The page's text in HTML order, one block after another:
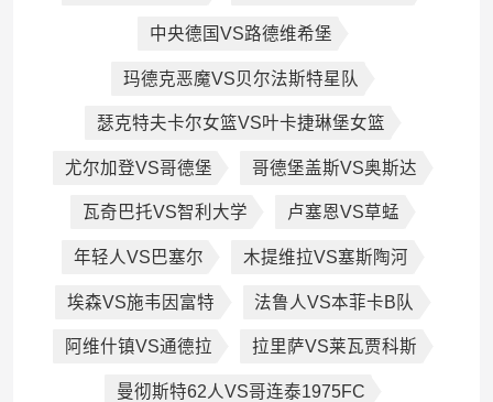
中央德国VS路德维希堡
玛德克恶魔VS贝尔法斯特星队
瑟克特夫卡尔女篮VS叶卡捷琳堡女篮
尤尔加登VS哥德堡 哥德堡盖斯VS奥斯达
瓦奇巴托VS智利大学 卢塞恩VS草蜢
年轻人VS巴塞尔 木提维拉VS塞斯陶河
埃森VS施韦因富特 法鲁人VS本菲卡B队
阿维什镇VS通德拉 拉里萨VS莱瓦贾科斯
曼彻斯特62人VS哥连泰1975FC